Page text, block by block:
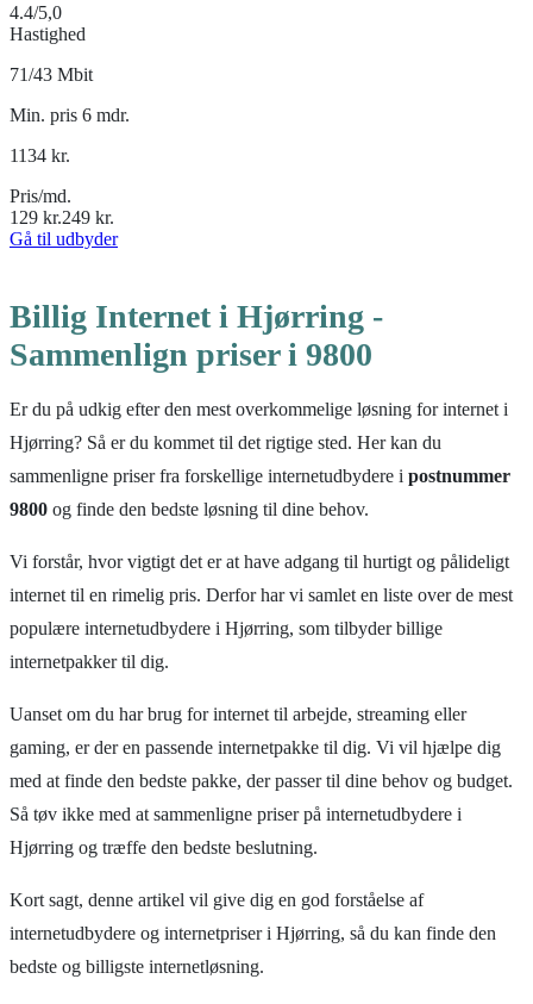
4.4/5,0
Hastighed
71/43 Mbit
Min. pris 6 mdr.
1134 kr.
Pris/md.
129 kr.249 kr.
Gå til udbyder
Billig Internet i Hjørring -
Sammenlign priser i 9800
Er du på udkig efter den mest overkommelige løsning for internet i
Hjørring? Så er du kommet til det rigtige sted. Her kan du
sammenligne priser fra forskellige internetudbydere i postnummer
9800 og finde den bedste løsning til dine behov.
Vi forstår, hvor vigtigt det er at have adgang til hurtigt og pålideligt
internet til en rimelig pris. Derfor har vi samlet en liste over de mest
populære internetudbydere i Hjørring, som tilbyder billige
internetpakker til dig.
Uanset om du har brug for internet til arbejde, streaming eller
gaming, er der en passende internetpakke til dig. Vi vil hjælpe dig
med at finde den bedste pakke, der passer til dine behov og budget.
Så tøv ikke med at sammenligne priser på internetudbydere i
Hjørring og træffe den bedste beslutning.
Kort sagt, denne artikel vil give dig en god forståelse af
internetudbydere og internetpriser i Hjørring, så du kan finde den
bedste og billigste internetløsning.